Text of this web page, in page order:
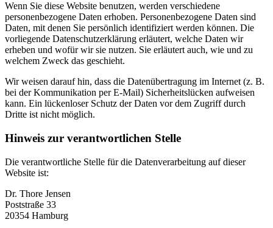
Wenn Sie diese Website benutzen, werden verschiedene
personenbezogene Daten erhoben. Personenbezogene Daten sind
Daten, mit denen Sie persönlich identifiziert werden können. Die
vorliegende Datenschutzerklärung erläutert, welche Daten wir
erheben und wofür wir sie nutzen. Sie erläutert auch, wie und zu
welchem Zweck das geschieht.
Wir weisen darauf hin, dass die Datenübertragung im Internet (z. B.
bei der Kommunikation per E-Mail) Sicherheitslücken aufweisen
kann. Ein lückenloser Schutz der Daten vor dem Zugriff durch
Dritte ist nicht möglich.
Hinweis zur verantwortlichen Stelle
Die verantwortliche Stelle für die Datenverarbeitung auf dieser
Website ist:
Dr. Thore Jensen
Poststraße 33
20354 Hamburg